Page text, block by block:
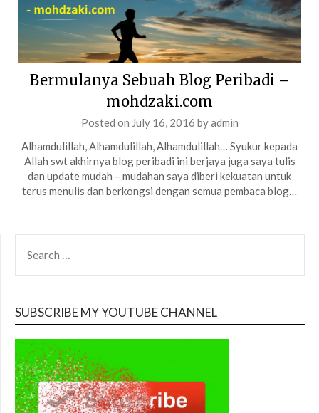
Bermulanya Sebuah Blog Peribadi –
mohdzaki.com
Posted on July 16, 2016 byadmin
Alhamdulillah, Alhamdulillah, Alhamdulillah… Syukur kepada
Allah swt akhirnya blog peribadi ini berjaya juga saya tulis
dan update mudah – mudahan saya diberi kekuatan untuk
terus menulis dan berkongsi dengan semua pembaca blog…
FOR:
SUBSCRIBE MY YOUTUBE CHANNEL